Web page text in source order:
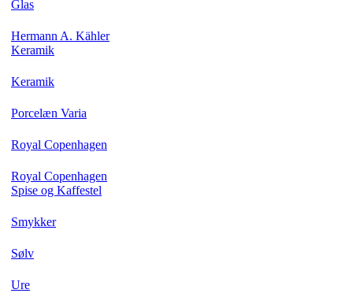
Glas
Hermann A. Kähler
Keramik
Keramik
Porcelæn Varia
Royal Copenhagen
Royal Copenhagen
Spise og Kaffestel
Smykker
Sølv
Ure